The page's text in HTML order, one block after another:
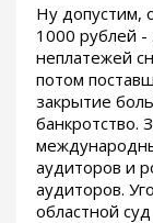
Ну допустим,
1000 рублей
неплатежей
потом
закрытие
банкротство.
аудиторов и
аудиторов.
областной